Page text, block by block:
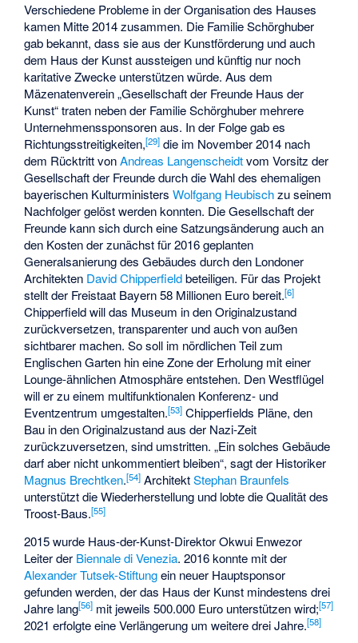
Verschiedene Probleme in der Organisation des Hauses
kamen Mitte 2014 zusammen. Die Familie Schörghuber
gab bekannt, dass sie aus der Kunstförderung und auch
dem Haus der Kunst aussteigen und künftig nur noch
karitative Zwecke unterstützen würde. Aus dem
Mäzenatenverein „Gesellschaft der Freunde Haus der
Kunst“ traten neben der Familie Schörghuber mehrere
Unternehmenssponsoren aus. In der Folge gab es
Richtungsstreitigkeiten,[29] die im November 2014 nach
dem Rücktritt vonAndreas Langenscheidtvom Vorsitz der
Gesellschaft der Freunde durch die Wahl des ehemaligen
bayerischen KulturministersWolfgang Heubischzu seinem
Nachfolger gelöst werden konnten. Die Gesellschaft der
Freunde kann sich durch eine Satzungsänderung auch an
den Kosten der zunächst für 2016 geplanten
Generalsanierung des Gebäudes durch den Londoner
Architekten David Chipperfieldbeteiligen. Für das Projekt
stellt der Freistaat Bayern 58 Millionen Euro bereit.[6]
Chipperfield will das Museum in den Originalzustand
zurückversetzen, transparenter und auch von außen
sichtbarer machen. So soll im nördlichen Teil zum
Englischen Garten hin eine Zone der Erholung mit einer
Lounge-ähnlichen Atmosphäre entstehen. Den Westflügel
will er zu einem multifunktionalen Konferenz- und
Eventzentrum umgestalten.[53] Chipperfields Pläne, den
Bau in den Originalzustand aus der Nazi-Zeit
zurückzuversetzen, sind umstritten. „Ein solches Gebäude
darf aber nicht unkommentiert bleiben“, sagt der Historiker
Magnus Brechtken.[54] ArchitektStephan Braunfels
unterstützt die Wiederherstellung und lobte die Qualität des
Troost-Baus.[55]
2015 wurde Haus-der-Kunst-Direktor Okwui Enwezor
Leiter der Biennale di Venezia. 2016 konnte mit der
Alexander Tutsek-Stiftungein neuer Hauptsponsor
gefunden werden, der das Haus der Kunst mindestens drei
Jahre lang[56] mit jeweils 500.000 Euro unterstützen wird;[57]
2021 erfolgte eine Verlängerung um weitere drei Jahre.[58]